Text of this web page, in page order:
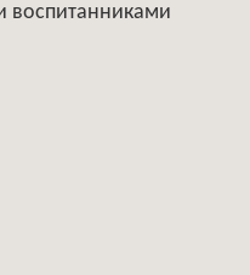
воспитанниками